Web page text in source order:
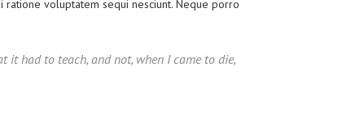
voluptatem sequi nesciunt. Neque porro
it had to teach, and not, when I came to die,